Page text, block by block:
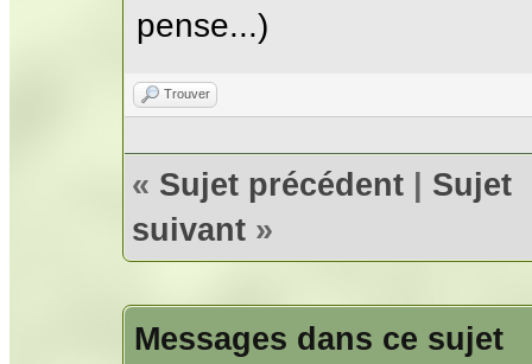
pense...)
Trouver
« Sujet précédent | Sujet
suivant »
Messages dans ce sujet